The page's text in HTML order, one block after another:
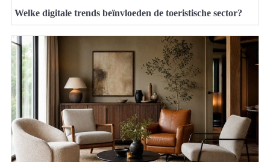
Welke digitale trends beïnvloeden de toeristische sector?